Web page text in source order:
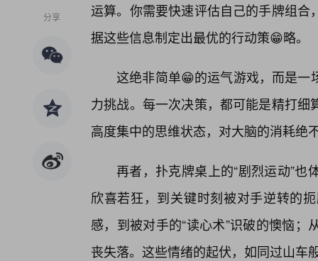
分享
运算。你需要快速评估自己的手牌组
据这些信息制定出最优的行动策😁略。
这绝非简单😁的运气游戏，而是
力挑战。每一次决策，都可能是精打
高度集中的思维状态，对大脑的消耗绝
再者，扑克牌桌上的“剧烈运动”
欣喜若狂，到关键时刻被对手逆转的
感，到被对手的“读心术”识破的懊恼
丧失落。这些情绪的起伏，如同过山车